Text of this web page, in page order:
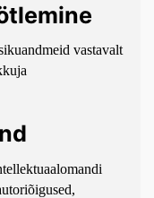
vastavalt